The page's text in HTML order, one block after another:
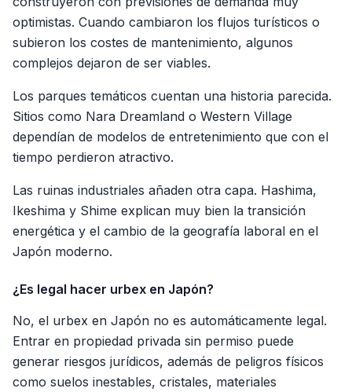
optimistas. Cuando cambiaron los flujos turísticos o
subieron los costes de mantenimiento, algunos
complejos dejaron de ser viables.
Los parques temáticos cuentan una historia parecida.
Sitios como Nara Dreamland o Western Village
dependían de modelos de entretenimiento que con el
tiempo perdieron atractivo.
Las ruinas industriales añaden otra capa. Hashima,
Ikeshima y Shime explican muy bien la transición
energética y el cambio de la geografía laboral en el
Japón moderno.
¿Es legal hacer urbex en Japón?
No, el urbex en Japón no es automáticamente legal.
Entrar en propiedad privada sin permiso puede
generar riesgos jurídicos, además de peligros físicos
como suelos inestables, cristales, materiales